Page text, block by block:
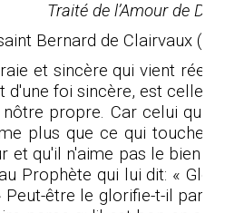
Traité de l’Amour de Dieu
Bernard de Clairvaux
et sincère qui vient
d'une foi sincère, est celle
propre. Car celui qui
plus que ce qui touche
et qu'il n'aime pas le bien
Prophète qui lui dit: «
Peut-être le glorifie-t-il